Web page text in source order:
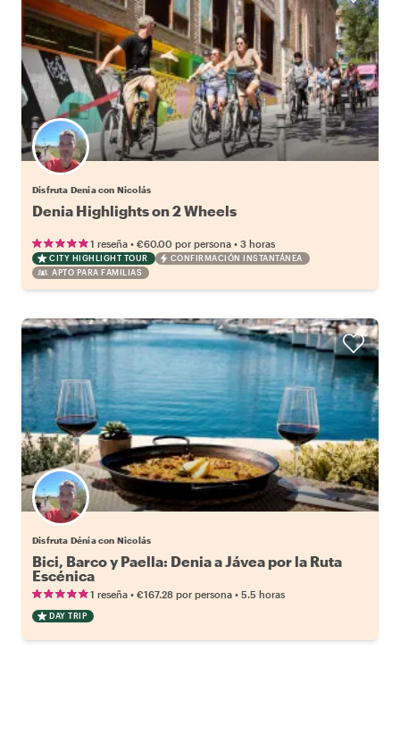
Disfruta Denia con Nicolás
Denia Highlights on 2 Wheels
1 reseña • €60.00 por persona • 3 horas
CITY HIGHLIGHT TOUR
CONFIRMACIÓN INSTANTÁNEA
APTO PARA FAMILIAS
Disfruta Dénia con Nicolás
Bici, Barco y Paella: Denia a Jávea por la Ruta
Escénica
1 reseña • €167.28 por persona • 5.5 horas
DAY TRIP